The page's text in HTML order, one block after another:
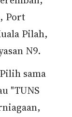
Port
Pilah,
N9.
Pilih sama
"TUNS